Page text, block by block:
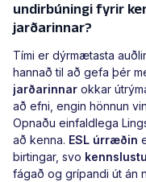
undirbúningi fyrir
jarðarinnar?
Tími er dýrmætasta
hannað til að gefa þér
jarðarinnar okkar
að efni, engin hönnun
Opnaðu einfaldlega
að kenna. ESL úrræðin
birtingar, svo
fágað og grípandi út án